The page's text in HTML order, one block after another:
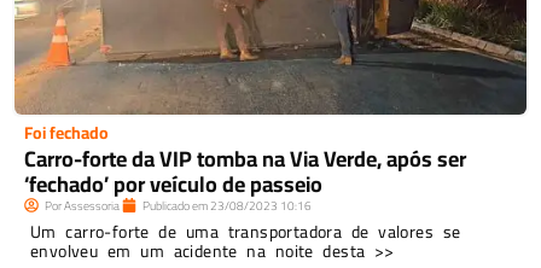
Foi fechado
Carro-forte da VIP tomba na Via Verde, após ser
‘fechado’ por veículo de passeio
PorAssessoria Publicado em23/08/2023 10:16
Um carro-forte de uma transportadora de valores se
envolveu em um acidente na noite desta >>